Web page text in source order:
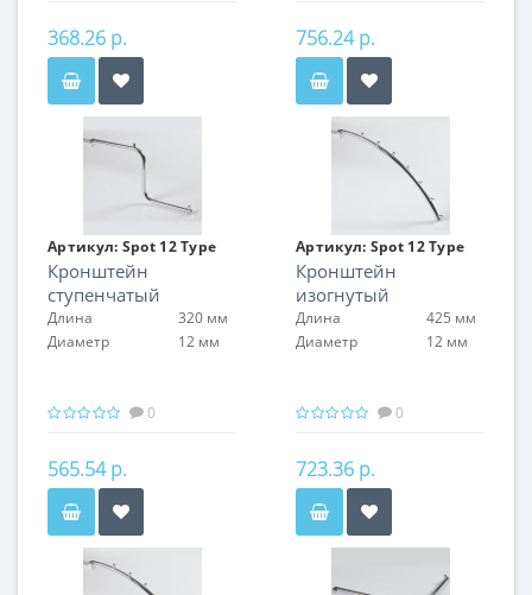
368.26 р. 756.24 р.
Артикул: Spot 12 Type
16
Кронштейн
ступенчатый
Длина
320 мм
Диаметр
12 мм
0
565.54 р.
Артикул: Spot 12 Type
17
Кронштейн
изогнутый
Длина
425 мм
Диаметр
12 мм
0
723.36 р.